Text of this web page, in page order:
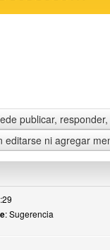
publicar,
editarse ni agregar
: Sugerencia